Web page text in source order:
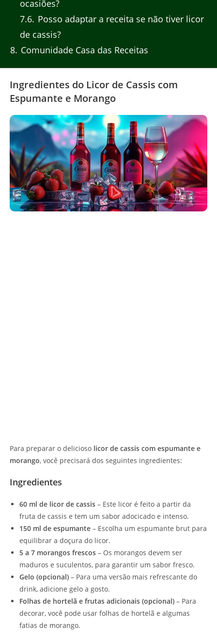
ocasiões?
7.6 Posso adaptar a receita se não tiver licor
de cassis?
8 Comunidade Casa das Receitas
Ingredientes do Licor de Cassis com
Espumante e Morango
Para preparar o delicioso licor de cassis com espumante e
morango, você precisará dos seguintes ingredientes:
Ingredientes
60 ml de licor de cassis – Este licor é feito a partir da
fruta de cassis e tem um sabor adocicado e intenso.
150 ml de espumante – Escolha um espumante brut para
equilibrar a doçura do licor.
5 a 7 morangos frescos – Os morangos devem ser
maduros e suculentos, para garantir um sabor fresco.
Gelo (opcional) – Para uma versão mais refrescante do
drink, adicione gelo a gosto.
Folhas de hortelã e frutas adicionais (opcional) – Para
decorar, você pode usar folhas de hortelã e algumas
fatias de morango.